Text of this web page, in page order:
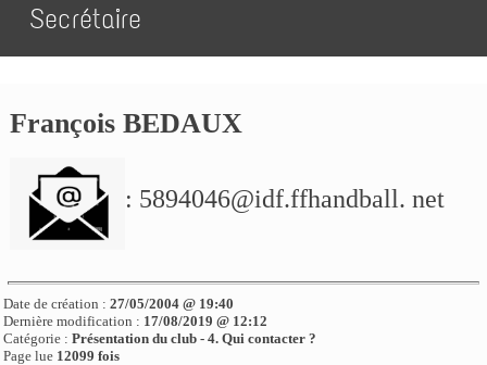
Secrétaire
François BEDAUX
: 5894046@idf.ffhandball. net
Date de création :27/05/2004 @ 19:40
Dernière modification : 17/08/2019 @ 12:12
Catégorie :Présentation du club - 4. Qui contacter ?
Page lue 12099 fois